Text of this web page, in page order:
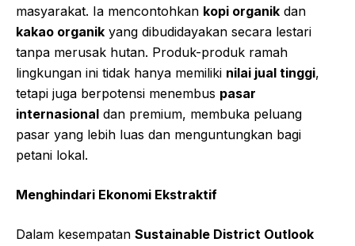
masyarakat. Ia mencontohkan kopi organik dan
kakao organik yang dibudidayakan secara lestari
tanpa merusak hutan. Produk-produk ramah
lingkungan ini tidak hanya memiliki nilai jual tinggi,
tetapi juga berpotensi menembus pasar
internasional dan premium, membuka peluang
pasar yang lebih luas dan menguntungkan bagi
petani lokal.
Menghindari Ekonomi Ekstraktif
Dalam kesempatan Sustainable District Outlook